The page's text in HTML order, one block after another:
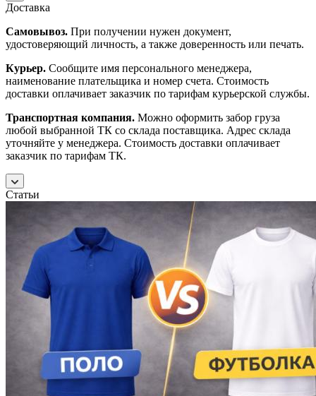
Доставка
Самовывоз. При получении нужен документ,
удостоверяющий личность, а также доверенность или печать.
Курьер. Сообщите имя персонального менеджера,
наименование плательщика и номер счета. Стоимость
доставки оплачивает заказчик по тарифам курьерской службы.
Транспортная компания. Можно оформить забор груза
любой выбранной ТК со склада поставщика. Адрес склада
уточняйте у менеджера. Стоимость доставки оплачивает
заказчик по тарифам ТК.
Статьи